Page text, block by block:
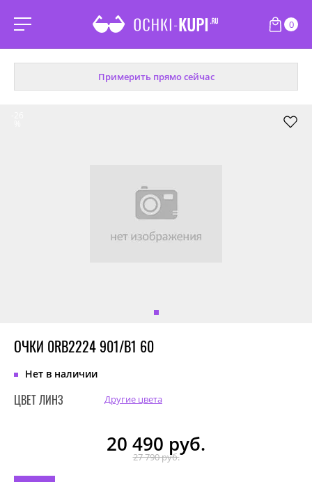
0
Примерить прямо сейчас
ОЧКИ 0RB2224 901/B1 60
Нет в наличии
ЦВЕТ ЛИНЗ Другие цвета
20 490 руб.
27 790 руб.